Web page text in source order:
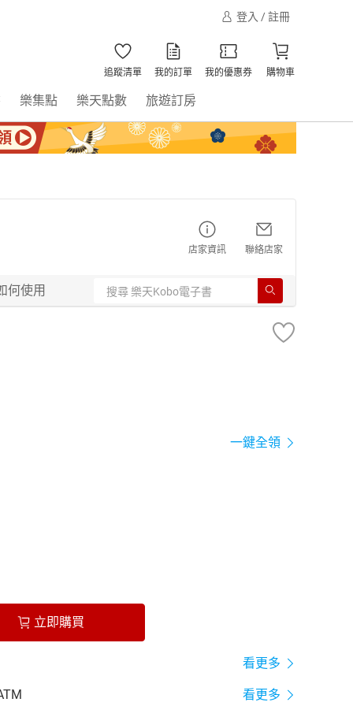
登入 / 註冊
追蹤清單 我的訂單 我的優惠券 購物車
樂集點 樂天點數 旅遊訂房
店家資訊 聯絡店家
何使用
一鍵全領
立即購買
看更多
看更多